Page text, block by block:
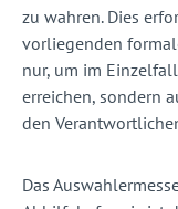
zu wahren. Dies
vorliegenden
nur, um im
erreichen, sondern
den
Das